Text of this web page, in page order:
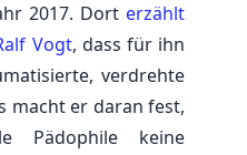
2017. Dort erzählt
Vogt, dass für ihn
verdrehte
macht er daran fest,
Pädophile keine